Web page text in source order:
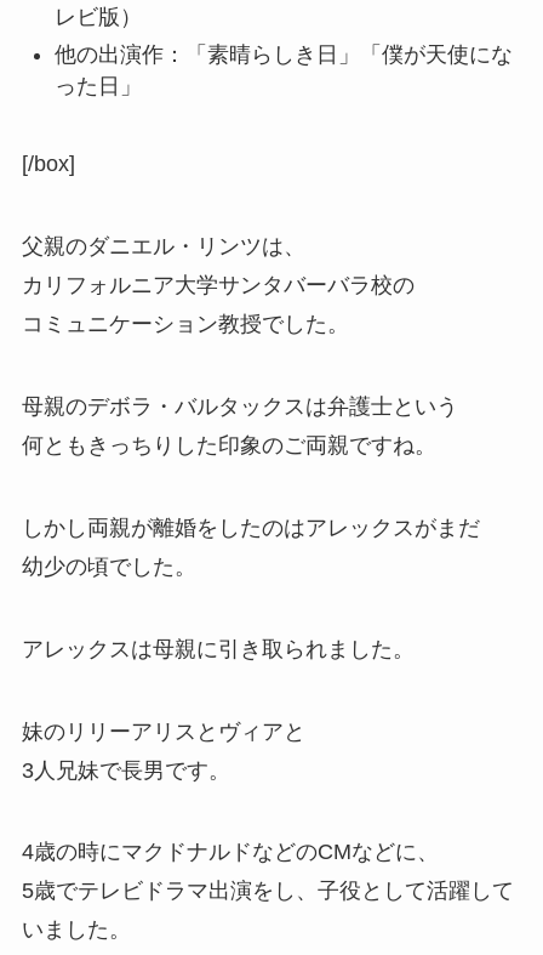
レビ版）
他の出演作：「素晴らしき日」「僕が天使にな
った日」
[/box]
父親のダニエル・リンツは、
カリフォルニア大学サンタバーバラ校の
コミュニケーション教授でした。
母親のデボラ・バルタックスは弁護士という
何ともきっちりした印象のご両親ですね。
しかし両親が離婚をしたのはアレックスがまだ
幼少の頃でした。
アレックスは母親に引き取られました。
妹のリリーアリスとヴィアと
3人兄妹で長男です。
4歳の時にマクドナルドなどのCMなどに、
5歳でテレビドラマ出演をし、子役として活躍して
いました。